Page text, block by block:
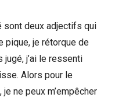
sont deux adjectifs qui
pique, je rétorque de
jugé, j’ai le ressenti
Alors pour le
ne peux m’empêcher